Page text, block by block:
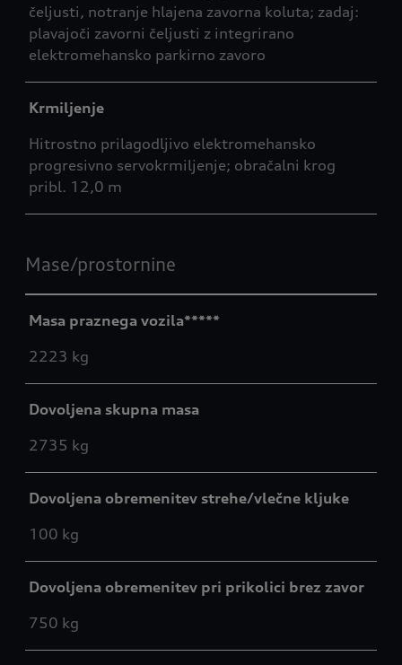
čeljusti, notranje hlajena zavorna koluta; zadaj:
plavajoči zavorni čeljusti z integrirano
elektromehansko parkirno zavoro
Krmiljenje
Hitrostno prilagodljivo elektromehansko
progresivno servokrmiljenje; obračalni krog
pribl. 12,0 m
Mase/prostornine
Masa praznega vozila*****
2223 kg
Dovoljena skupna masa
2735 kg
Dovoljena obremenitev strehe/vlečne kljuke
100 kg
Dovoljena obremenitev pri prikolici brez zavor
750 kg